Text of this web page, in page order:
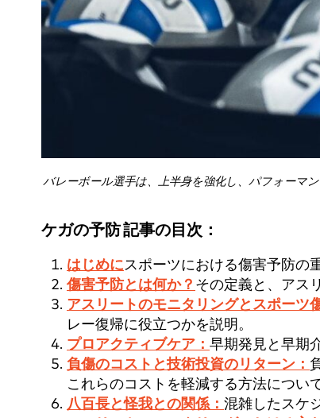
バレーボール選手は、上半身を強化し、パフォーマ
ケガの予防 記事の目次：
はじめにスポーツにおける傷害予防の
傷害予防とは何か？ その定義と、アス
アスリートのモニタリングとスポーツ
レー復帰に役立つかを説明。
プロアクティブケア： 早期発見と早期
負傷のコストと技術投資のリターン：
これらのコストを軽減する方法につい
八百長と怪我との関係： 混雑したスケ